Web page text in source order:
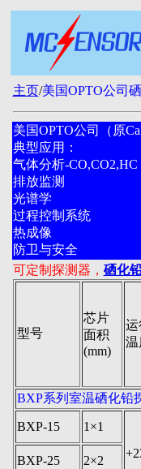
主页/美国OPTO公司
美国OPTO公司（原
典型应用：
气体分析-
排放监测
光谱学
过程控制系统
热成像
防卫与安全
可定制探测器， 硒化
型号
芯片
面积
(mm)
运
温
BXP系列室温硒化铅
BXP-15
1×1
BXP-25
2×2